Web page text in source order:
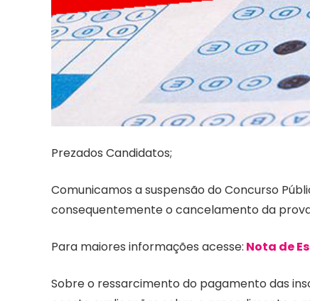
Prezados Candidatos;
Comunicamos a suspensão do Concurso
consequentemente o cancelamento da
Para maiores informações acesse: Nota de
Sobre o ressarcimento do pagamento das